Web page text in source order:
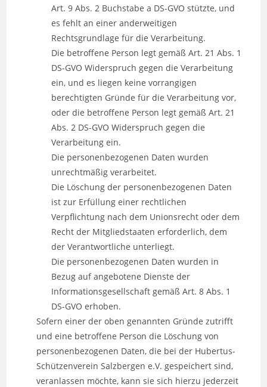
Art. 9 Abs. 2 Buchstabe a DS-GVO stützte, und
es fehlt an einer anderweitigen
Rechtsgrundlage für die Verarbeitung.
Die betroffene Person legt gemäß Art. 21 Abs. 1
DS-GVO Widerspruch gegen die Verarbeitung
ein, und es liegen keine vorrangigen
berechtigten Gründe für die Verarbeitung vor,
oder die betroffene Person legt gemäß Art. 21
Abs. 2 DS-GVO Widerspruch gegen die
Verarbeitung ein.
Die personenbezogenen Daten wurden
unrechtmäßig verarbeitet.
Die Löschung der personenbezogenen Daten
ist zur Erfüllung einer rechtlichen
Verpflichtung nach dem Unionsrecht oder dem
Recht der Mitgliedstaaten erforderlich, dem
der Verantwortliche unterliegt.
Die personenbezogenen Daten wurden in
Bezug auf angebotene Dienste der
Informationsgesellschaft gemäß Art. 8 Abs. 1
DS-GVO erhoben.
Sofern einer der oben genannten Gründe zutrifft
und eine betroffene Person die Löschung von
personenbezogenen Daten, die bei der Hubertus-
Schützenverein Salzbergen e.V. gespeichert sind,
veranlassen möchte, kann sie sich hierzu jederzeit